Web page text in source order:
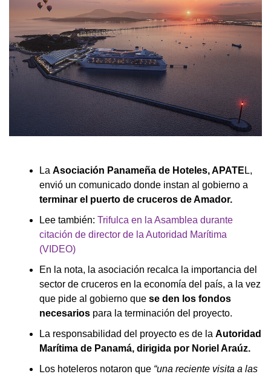
La Asociación Panameña de Hoteles, APATE L,
envió un comunicado donde instan al gobierno a
terminar el puerto de cruceros de Amador.
Lee también: Trifulca en la Asamblea durante
citación de director de la Autoridad Marítima
(VIDEO)
En la nota, la asociación recalca la importancia del
sector de cruceros en la economía del país, a la vez
que pide al gobierno que se den los fondos
necesarios para la terminación del proyecto.
La responsabilidad del proyecto es de la Autoridad
Marítima de Panamá, dirigida por Noriel Araúz.
Los hoteleros notaron que “una reciente visita a las